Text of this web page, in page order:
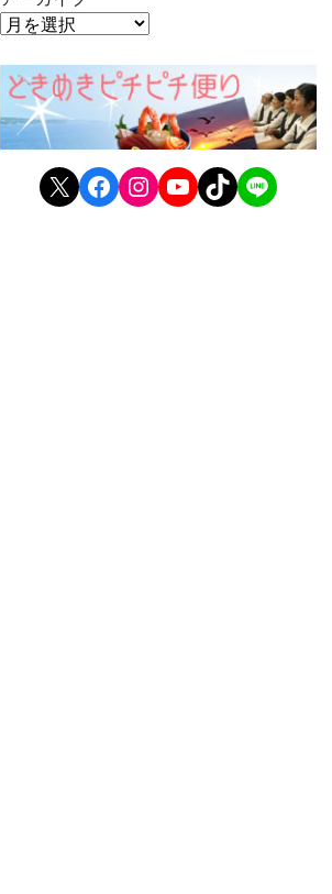
X Facebook Instagram YouTube TikTok LINE